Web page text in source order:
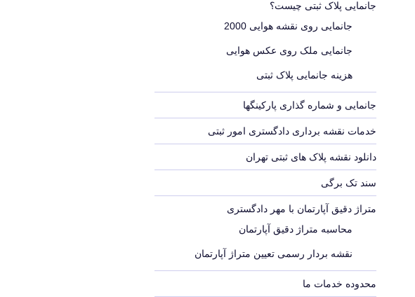
جانمایی پلاک ثبتی چیست؟
جانمایی روی نقشه هوایی 2000
جانمایی ملک روی عکس هوایی
هزینه جانمایی پلاک ثبتی
جانمایی و شماره گذاری پارکینگها
خدمات نقشه برداری دادگستری امور ثبتی
دانلود نقشه پلاک های ثبتی تهران
سند تک برگی
متراژ دقیق آپارتمان با مهر دادگستری
محاسبه متراژ دقیق آپارتمان
نقشه بردار رسمی تعیین متراژ آپارتمان
محدوده خدمات ما